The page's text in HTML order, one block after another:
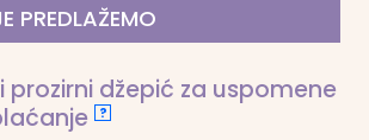
PREDLAŽEMO
prozirni džepić za uspomene
?